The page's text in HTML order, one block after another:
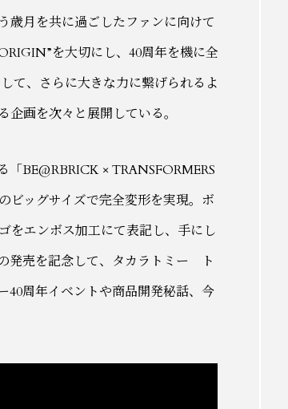
歳月を共に過ごしたファンに向けて
を大切にし、40周年を機に全
て、さらに大きな力に繋げられるよ
画を次々と展開している。
BE@RBRICK × TRANSFORMERS
ビッグサイズで完全変形を実現。ボ
をエンボス加工にて表記し、手にし
発売を記念して、タカラトミー ト
40周年イベントや商品開発秘話、今